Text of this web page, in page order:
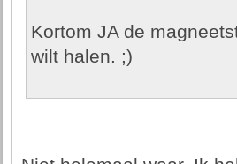
Kortom JA de
wilt halen. ;)